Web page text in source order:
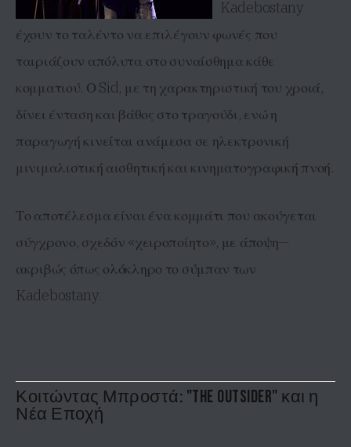
Kadebostany
έχουν το ταλέντο να επιλέγουν φωνές που
ταιριάζουν απόλυτα στο συναίσθημα κάθε
κομματιού. Ο Sid, με τη χαρακτηριστική του χροιά,
δίνει ένταση και βάθος στο τραγούδι, ενώ η
παραγωγή κινείται ανάμεσα σε ηλεκτρονική
μινιμαλιστική αισθητική και κινηματογραφική πνοή.
Το αποτέλεσμα είναι ένα κομμάτι που ακούγεται
σύγχρονο, σχεδόν «χειροποίητο», με άποψη—
ακριβώς όπως ολόκληρο το σύμπαν των
Kadebostany.
Κοιτώντας Μπροστά: "The Outsider" και η
Νέα Εποχή